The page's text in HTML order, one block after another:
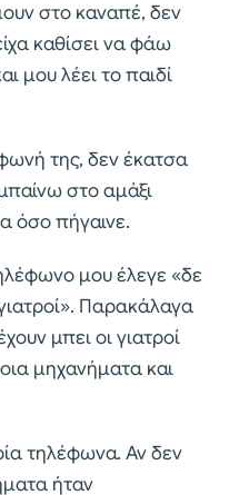
στο καναπέ, δεν
καθίσει να φάω
μου λέει το παιδί
της, δεν έκατσα
στο αμάξι
όσο πήγαινε.
μου έλεγε «δε
Παρακάλαγα
μπει οι γιατροί
μηχανήματα και
τηλέφωνα. Αν δεν
ήταν